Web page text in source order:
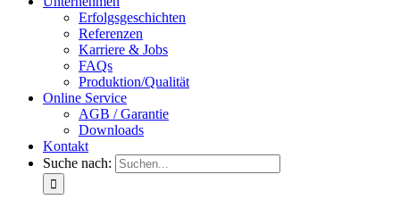
Erfolgsgeschichten
Referenzen
Karriere & Jobs
FAQs
Produktion/Qualität
Online Service
AGB / Garantie
Downloads
Kontakt
Suche nach: